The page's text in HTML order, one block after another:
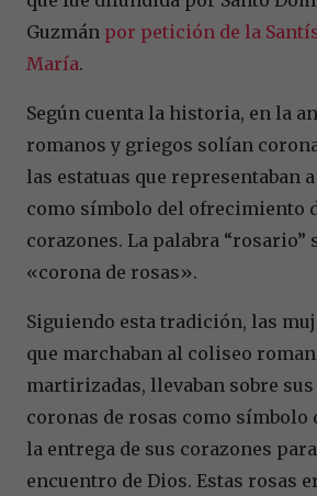
Guzmán por petición de la
María.
Según cuenta la historia, en la
romanos y griegos solían
las estatuas que representaban
como símbolo del ofrecimiento
corazones. La palabra “rosario”
«corona de rosas».
Siguiendo esta tradición, las
que marchaban al coliseo
martirizadas, llevaban sobre sus
coronas de rosas como símbolo
la entrega de sus corazones
encuentro de Dios. Estas rosas